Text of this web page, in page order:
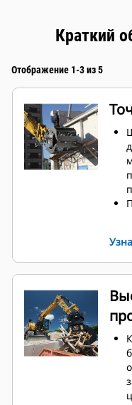
Краткий
Отображение 1-3 из 5